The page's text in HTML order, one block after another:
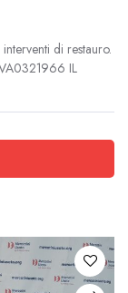
di restauro.
IL